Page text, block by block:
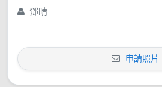
鄧晴
申請照片